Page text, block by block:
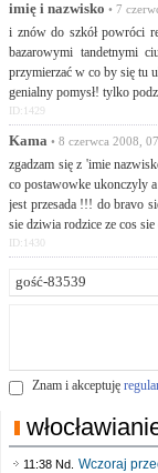
imię i nazwisko • 7
i znów do szkół powróci
bazarowymi tandetnymi
przymierzać w co by się tu
genialny pomysł! tylko
ID:1429
Kama • 8 czerwca 2008,
zgadzam się z 'imie
co postawowke ukonczyly
jest przesada !!! do bravo
sie dziwia rodzice ze cos sie
ID:1430
Znam i akceptuję
11:38 Nd. Wczoraj